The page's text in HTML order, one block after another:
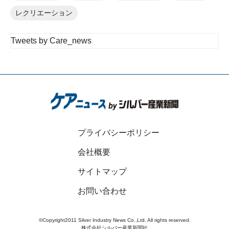
レクリエーション
Tweets by Care_news
プライバシーポリシー
会社概要
サイトマップ
お問い合わせ
©Copyright2011 Silver Industry News Co.,Ltd. All rights reserved.
株式会社シルバー産業新聞社